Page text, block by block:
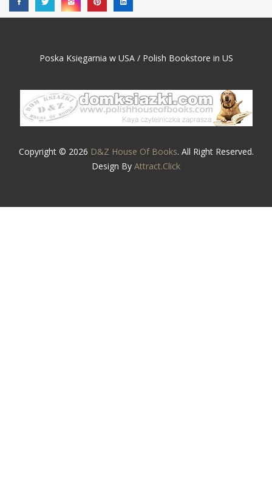
Poska Księgarnia w USA / Polish Bookstore in US
Copyright © 2026 D&Z House Of Books. All Right Reserved.
Design By Attract.Click